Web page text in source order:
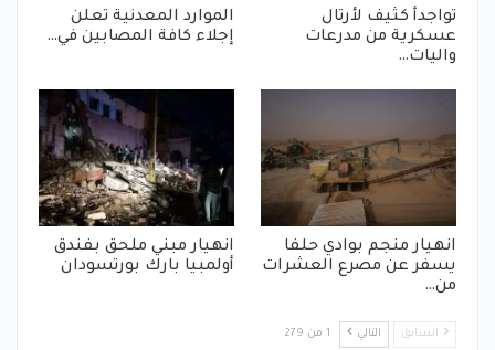
تواجدأ كثيف لأرتال
عسكرية من مدرعات
واليات…
الموارد المعدنية تعلن
إجلاء كافة المصابين في…
انهيار منجم بوادي حلفا
يسفر عن مصرع العشرات
من…
انهيار مبني ملحق بفندق
أولمبيا بارك بورتسودان
السابق التالي 1 من 279